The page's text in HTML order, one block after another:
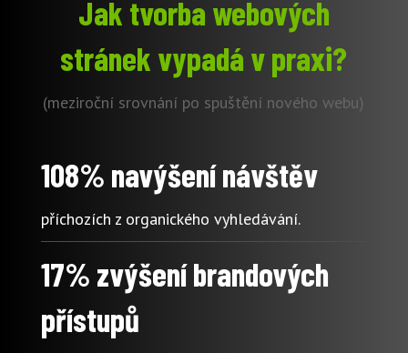
Jak tvorba webových
stránek vypadá v praxi?
(meziroční srovnání po spuštění nového webu)
108% navýšení návštěv
příchozích z organického vyhledávání.
17% zvýšení brandových
přístupů